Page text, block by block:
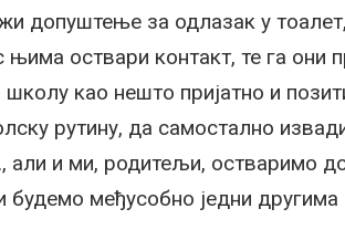
допуштење за одлазак у
оствари контакт, те га они
као нешто пријатно и
рутину, да самостално
али и ми, родитељи, остваримо
међусобно једни